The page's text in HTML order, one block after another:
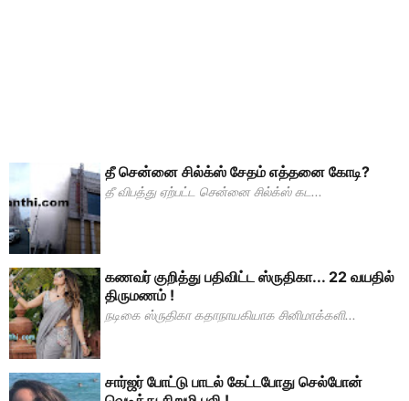
தீ சென்னை சில்க்ஸ் சேதம் எத்தனை கோடி?
தீ விபத்து ஏற்பட்ட சென்னை சில்க்ஸ் கட...
கணவர் குறித்து பதிவிட்ட ஸ்ருதிகா... 22 வயதில்
திருமணம் !
நடிகை ஸ்ருதிகா கதாநாயகியாக சினிமாக்களி...
சார்ஜர் போட்டு பாடல் கேட்டபோது செல்போன்